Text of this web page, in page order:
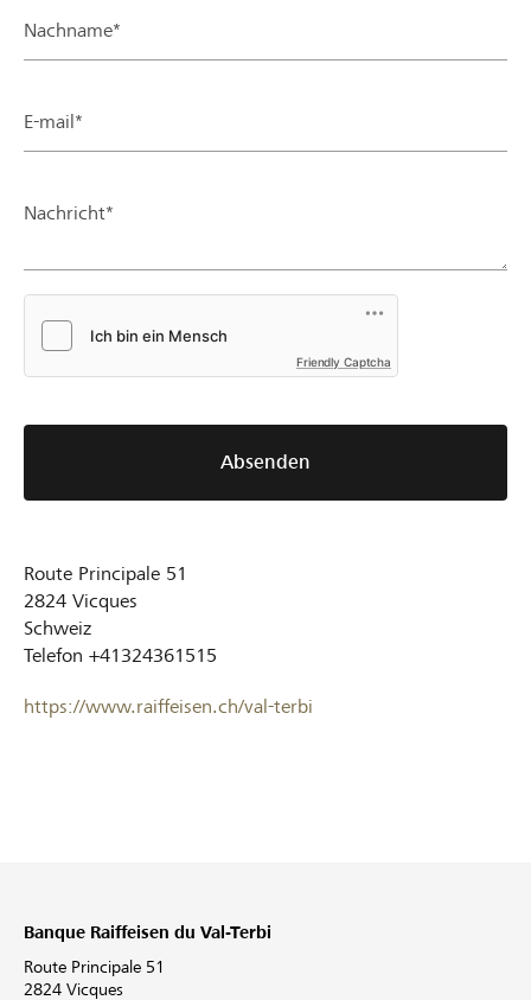
Nachname*
E-mail*
Nachricht*
Friendly Captcha
Absenden
Route Principale 51
2824 Vicques
Schweiz
Telefon +41324361515
https://www.raiffeisen.ch/val-terbi
Banque Raiffeisen du Val-Terbi
Route Principale 51
2824 Vicques